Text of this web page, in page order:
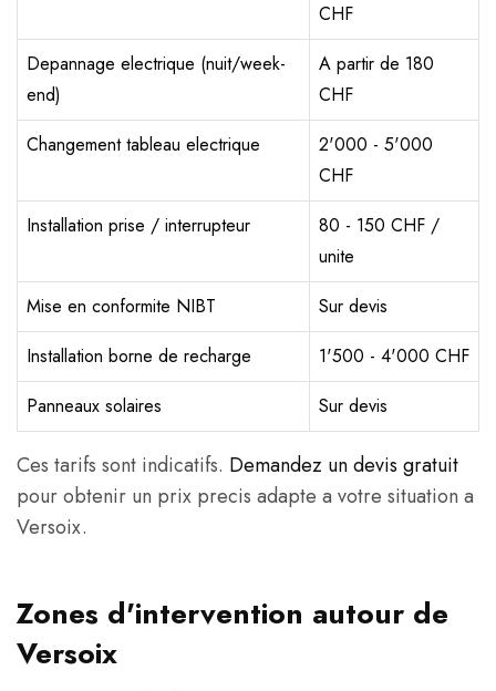
CHF
Depannage electrique (nuit/week-
end)
A partir de 180
CHF
Changement tableau electrique
2'000 - 5'000
CHF
Installation prise / interrupteur
80 - 150 CHF /
unite
Mise en conformite NIBT
Sur devis
Installation borne de recharge
1'500 - 4'000 CHF
Panneaux solaires
Sur devis
Ces tarifs sont indicatifs. Demandez un devis gratuit
pour obtenir un prix precis adapte a votre situation a
Versoix.
Zones d'intervention autour de
Versoix